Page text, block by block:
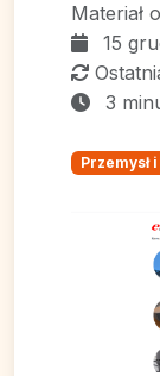
Materiał
15
3
Przemysł